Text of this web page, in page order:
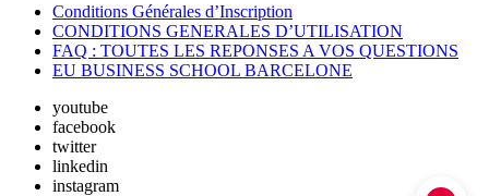
Conditions Générales d’Inscription
CONDITIONS GENERALES D’UTILISATION
FAQ : TOUTES LES REPONSES A VOS QUESTIONS
EU BUSINESS SCHOOL BARCELONE
youtube
facebook
twitter
linkedin
instagram